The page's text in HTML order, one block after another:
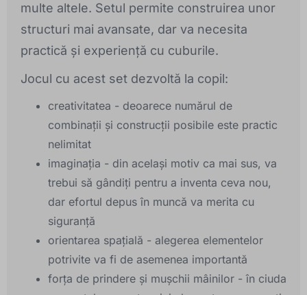
multe altele. Setul permite construirea unor
structuri mai avansate, dar va necesita
practică și experiență cu cuburile.
Jocul cu acest set dezvoltă la copil:
creativitatea - deoarece numărul de
combinații și construcții posibile este practic
nelimitat
imaginația - din același motiv ca mai sus, va
trebui să gândiți pentru a inventa ceva nou,
dar efortul depus în muncă va merita cu
siguranță
orientarea spațială - alegerea elementelor
potrivite va fi de asemenea importantă
forța de prindere și mușchii mâinilor - în ciuda